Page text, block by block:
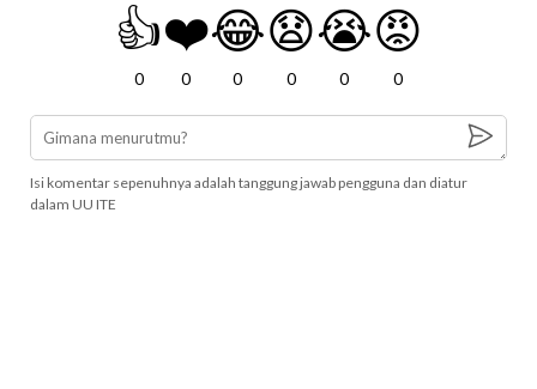
👍
0
❤️
0
😂
0
😧
0
😭
0
😡
0
Isi komentar sepenuhnya adalah tanggung jawab pengguna dan diatur
dalam UU ITE